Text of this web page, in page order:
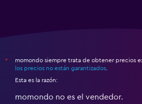
*
momondo siempre trata de obtener precios
los precios no están garantizados.
Esta es la razón:
momondo no es el vendedor.